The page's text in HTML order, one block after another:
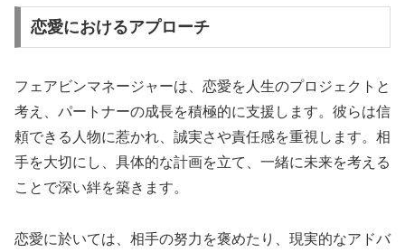
恋愛におけるアプローチ
フェアビンマネージャーは、恋愛を人生のプロジェクトと
考え、パートナーの成長を積極的に支援します。彼らは信
頼できる人物に惹かれ、誠実さや責任感を重視します。相
手を大切にし、具体的な計画を立て、一緒に未来を考える
ことで深い絆を築きます。
恋愛に於いては、相手の努力を褒めたり、現実的なアドバ